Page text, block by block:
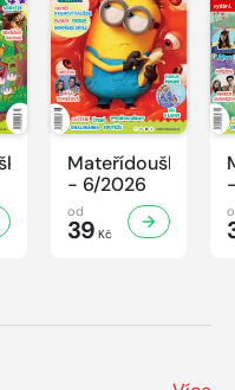
Mateřídouška
- 6/2026
od
39 Kč